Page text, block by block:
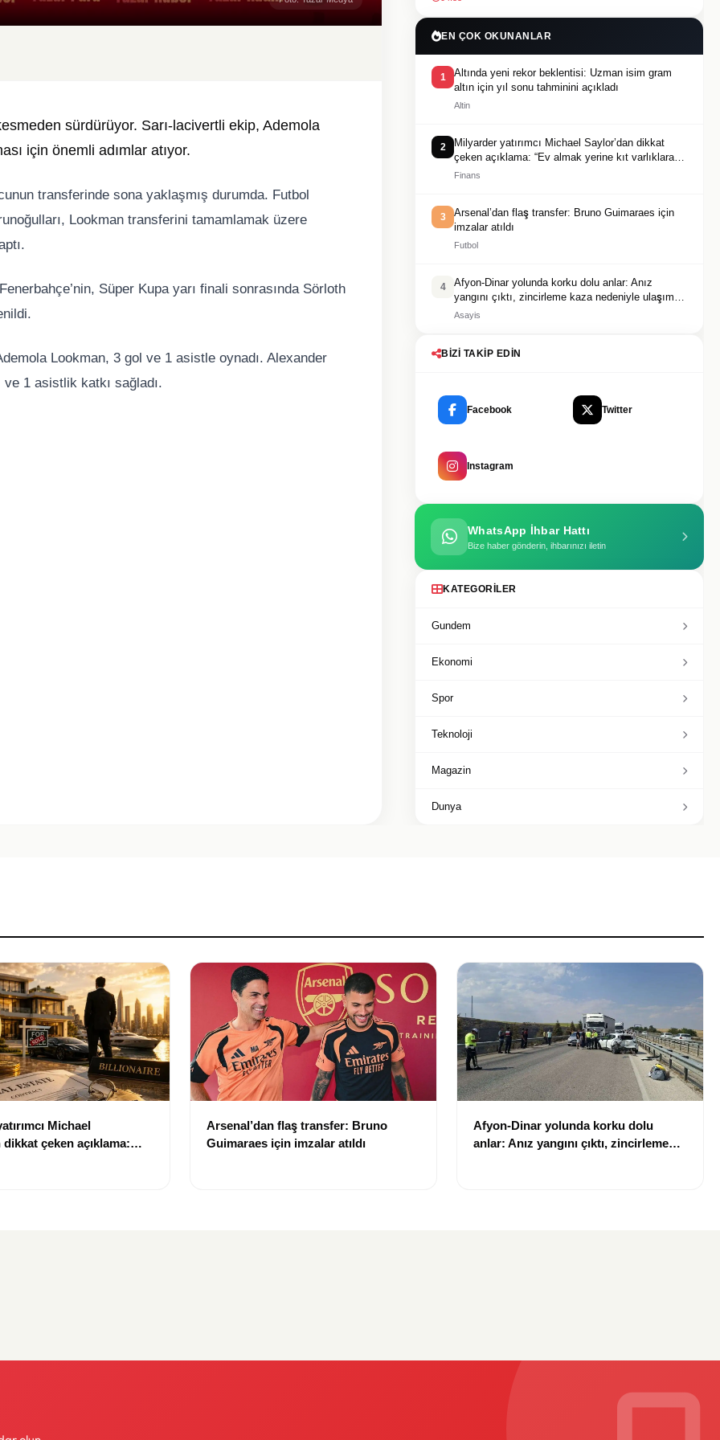
sürdürüyor. Sarı-lacivertli ekip, Ademola
için önemli adımlar atıyor.
transferinde sona yaklaşmış durumda. Futbol
Lookman transferini tamamlamak üzere
Süper Kupa yarı finali sonrasında Sörloth
Lookman, 3 gol ve 1 asistle oynadı. Alexander
1 asistlik katkı sağladı.
EN ÇOK OKUNANLAR
1
Altında yeni rekor beklentisi: Uzman isim gram
altın için yıl sonu tahminini açıkladı
Altin
2
Milyarder yatırımcı Michael Saylor’dan dikkat
çeken açıklama: “Ev almak yerine kıt varlıklara
yönelin”
Finans
3
Arsenal’dan flaş transfer: Bruno Guimaraes için
imzalar atıldı
Futbol
4
Afyon-Dinar yolunda korku dolu anlar: Anız
yangını çıktı, zincirleme kaza nedeniyle ulaşım
durdu
Asayis
BIZI TAKIP EDIN
Facebook Twitter
Instagram
WhatsApp İhbar Hattı
Bize haber gönderin, ihbarınızı iletin
KATEGORILER
Gundem
Ekonomi
Spor
Teknoloji
Magazin
Dunya
Michael
dikkat çeken açıklama:
Arsenal’dan flaş transfer: Bruno
Guimaraes için imzalar atıldı
Afyon-Dinar yolunda korku dolu
anlar: Anız yangını çıktı, zincirleme